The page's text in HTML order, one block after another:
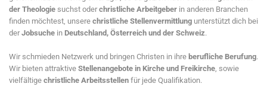
der Theologie suchst oderchristliche Arbeitgeber in anderen Branchen
finden möchtest, unsere christliche Stellenvermittlung unterstützt dich bei
derJobsuche in Deutschland, Österreich und der Schweiz.
Wir schmieden Netzwerk und bringen Christen in ihre berufliche Berufung.
Wir bieten attraktive Stellenangebote in Kirche und Freikirche, sowie
vielfältige christliche Arbeitsstellen für jede Qualifikation.